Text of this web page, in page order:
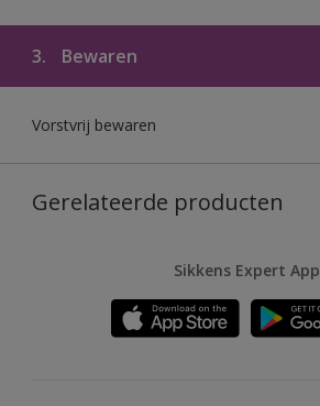
3. Bewaren
Vorstvrij bewaren
Gerelateerde producten
Sikkens Expert App